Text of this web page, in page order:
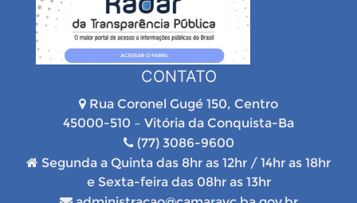
CONTATO
Rua Coronel Gugé 150, Centro
45000-510 – Vitória da Conquista-Ba
(77) 3086-9600
Segunda a Quinta das 8hr as 12hr / 14hr as 18hr
e Sexta-feira das 08hr as 13hr